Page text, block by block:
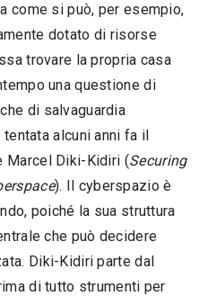
come si può, per esempio,
dotato di risorse
trovare la propria casa
una questione di
di salvaguardia
tentata alcuni anni fa il
Marcel Diki-Kidiri (Securing
). Il cyberspazio è
poiché la sua struttura
che può decidere
Diki-Kidiri parte dal
di tutto strumenti per